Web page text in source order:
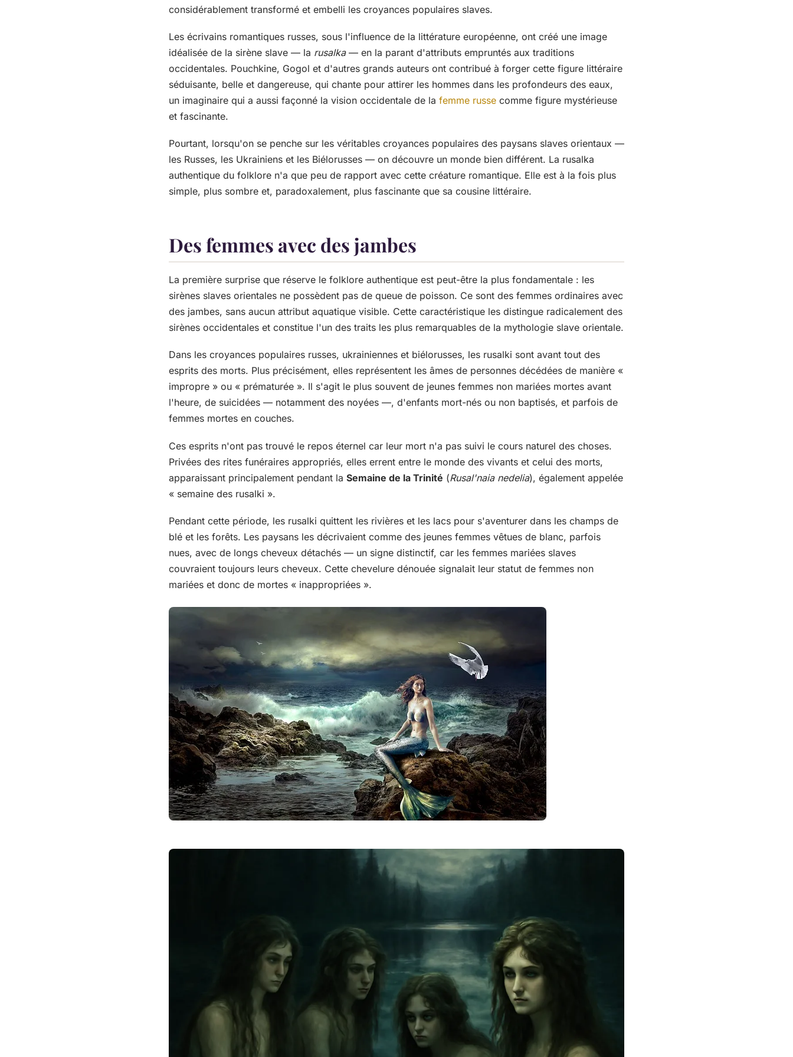
considérablement transformé et embelli les croyances populaires slaves.
Les écrivains romantiques russes, sous l'influence de la littérature européenne, ont créé une image
idéalisée de la sirène slave — la rusalka— en la parant d'attributs empruntés aux traditions
occidentales. Pouchkine, Gogol et d'autres grands auteurs ont contribué à forger cette figure littéraire
séduisante, belle et dangereuse, qui chante pour attirer les hommes dans les profondeurs des eaux,
un imaginaire qui a aussi façonné la vision occidentale de la femme russe comme figure mystérieuse
et fascinante.
Pourtant, lorsqu'on se penche sur les véritables croyances populaires des paysans slaves orientaux —
les Russes, les Ukrainiens et les Biélorusses — on découvre un monde bien différent. La rusalka
authentique du folklore n'a que peu de rapport avec cette créature romantique. Elle est à la fois plus
simple, plus sombre et, paradoxalement, plus fascinante que sa cousine littéraire.
Des femmes avec des jambes
La première surprise que réserve le folklore authentique est peut-être la plus fondamentale : les
sirènes slaves orientales ne possèdent pas de queue de poisson. Ce sont des femmes ordinaires avec
des jambes, sans aucun attribut aquatique visible. Cette caractéristique les distingue radicalement des
sirènes occidentales et constitue l'un des traits les plus remarquables de la mythologie slave orientale.
Dans les croyances populaires russes, ukrainiennes et biélorusses, les rusalki sont avant tout des
esprits des morts. Plus précisément, elles représentent les âmes de personnes décédées de manière «
impropre » ou « prématurée ». Il s'agit le plus souvent de jeunes femmes non mariées mortes avant
l'heure, de suicidées — notamment des noyées —, d'enfants mort-nés ou non baptisés, et parfois de
femmes mortes en couches.
Ces esprits n'ont pas trouvé le repos éternel car leur mort n'a pas suivi le cours naturel des choses.
Privées des rites funéraires appropriés, elles errent entre le monde des vivants et celui des morts,
apparaissant principalement pendant la Semaine de la Trinité (Rusal'naia nedelia), également appelée
« semaine des rusalki ».
Pendant cette période, les rusalki quittent les rivières et les lacs pour s'aventurer dans les champs de
blé et les forêts. Les paysans les décrivaient comme des jeunes femmes vêtues de blanc, parfois
nues, avec de longs cheveux détachés — un signe distinctif, car les femmes mariées slaves
couvraient toujours leurs cheveux. Cette chevelure dénouée signalait leur statut de femmes non
mariées et donc de mortes « inappropriées ».